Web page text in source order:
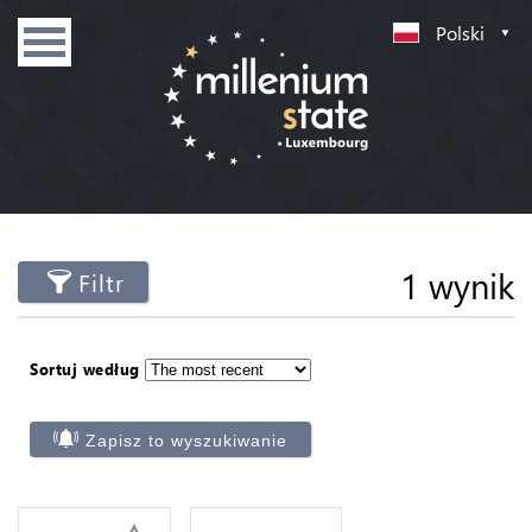
Polski
Filtr 1 wynik
Sortuj według
Zapisz to wyszukiwanie